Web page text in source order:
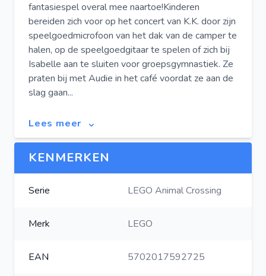
fantasiespel overal mee naartoe!Kinderen
bereiden zich voor op het concert van K.K. door zijn
speelgoedmicrofoon van het dak van de camper te
halen, op de speelgoedgitaar te spelen of zich bij
Isabelle aan te sluiten voor groepsgymnastiek. Ze
praten bij met Audie in het café voordat ze aan de
slag gaan...
Lees meer
KENMERKEN
Serie LEGO Animal Crossing
Merk LEGO
EAN 5702017592725